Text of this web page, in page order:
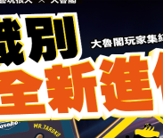
台灣犬筆記本1本
大瑕疵，不可要求退換。